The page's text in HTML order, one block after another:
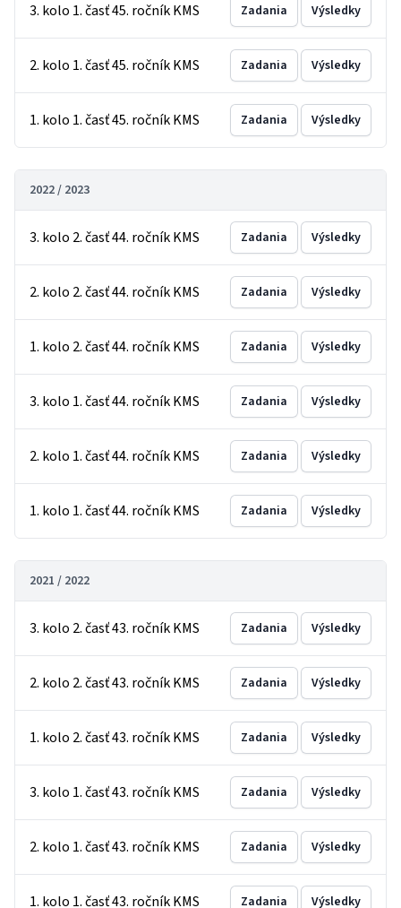
3. kolo 1. časť 45. ročník KMS Zadania Výsledky
2. kolo 1. časť 45. ročník KMS Zadania Výsledky
1. kolo 1. časť 45. ročník KMS Zadania Výsledky
2022 / 2023
3. kolo 2. časť 44. ročník KMS Zadania Výsledky
2. kolo 2. časť 44. ročník KMS Zadania Výsledky
1. kolo 2. časť 44. ročník KMS Zadania Výsledky
3. kolo 1. časť 44. ročník KMS Zadania Výsledky
2. kolo 1. časť 44. ročník KMS Zadania Výsledky
1. kolo 1. časť 44. ročník KMS Zadania Výsledky
2021 / 2022
3. kolo 2. časť 43. ročník KMS Zadania Výsledky
2. kolo 2. časť 43. ročník KMS Zadania Výsledky
1. kolo 2. časť 43. ročník KMS Zadania Výsledky
3. kolo 1. časť 43. ročník KMS Zadania Výsledky
2. kolo 1. časť 43. ročník KMS Zadania Výsledky
1. kolo 1. časť 43. ročník KMS Zadania Výsledky